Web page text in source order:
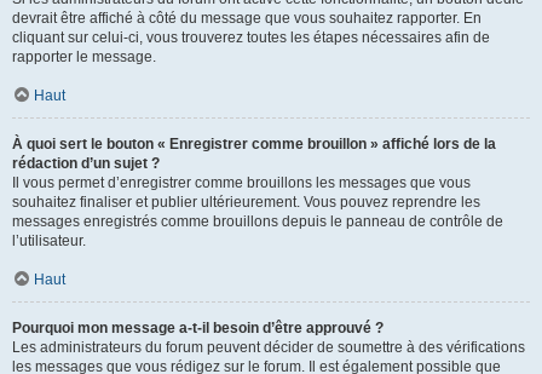
devrait être affiché à côté du message que vous souhaitez rapporter. En
cliquant sur celui-ci, vous trouverez toutes les étapes nécessaires afin de
rapporter le message.
Haut
À quoi sert le bouton « Enregistrer comme brouillon » affiché lors de la
rédaction d’un sujet ?
Il vous permet d’enregistrer comme brouillons les messages que vous
souhaitez finaliser et publier ultérieurement. Vous pouvez reprendre les
messages enregistrés comme brouillons depuis le panneau de contrôle de
l’utilisateur.
Haut
Pourquoi mon message a-t-il besoin d’être approuvé ?
Les administrateurs du forum peuvent décider de soumettre à des vérifications
les messages que vous rédigez sur le forum. Il est également possible que